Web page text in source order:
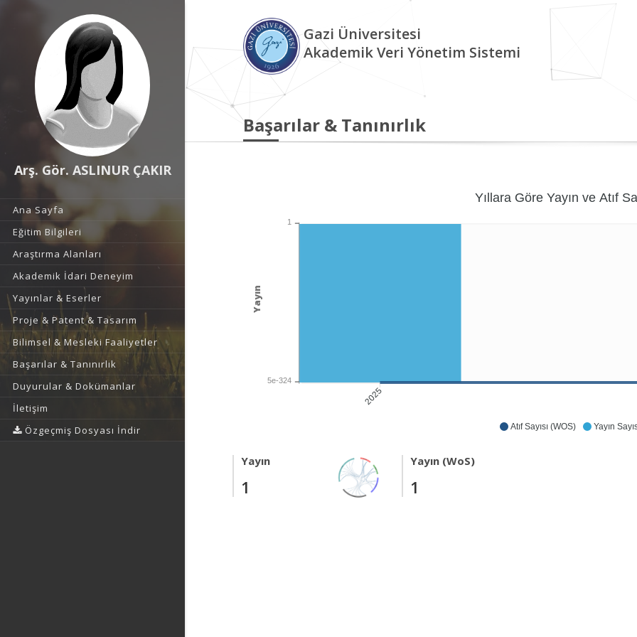
Arş. Gör. ASLINUR ÇAKIR
Ana Sayfa
Eğitim Bilgileri
Araştırma Alanları
Akademik İdari Deneyim
Yayınlar & Eserler
Proje & Patent & Tasarım
Bilimsel & Mesleki Faaliyetler
Başarılar & Tanınırlık
Duyurular & Dokümanlar
İletişim
Özgeçmiş Dosyası İndir
Gazi Üniversitesi
Akademik Veri Yönetim Sistemi
Başarılar & Tanınırlık
Atıf Sayısı (WOS) Yayın
2025
Yıllara Göre Yayın ve Atıf
1
5e-324
Yayın
Yayın
1
Yayın (WoS)
1